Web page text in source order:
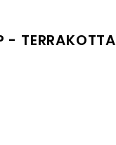
- TERRAKOTTA